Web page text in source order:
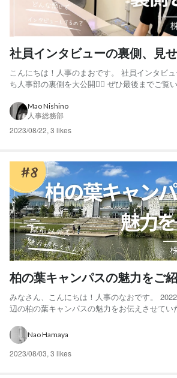
社員インタビューの裏側、見
こんにちは！人事のまおです。 社員インタビ
ち人事部の裏側を大公開🙆‍♀️ ぜひ最後までご覧
くスタッフのことなど、ある程度把握してきま
も、入社して半年ほど経ったスタッフにインタ
Mao Nishino
人事総務部
2023/08/22, 3 likes
柏の葉キャンパスの魅力をご
みなさん、こんにちは！人事のなおです。
辺の柏の葉キャンパスの魅力をお伝えさせてい
けさせていただきます🫧✨ 柏の葉キャンパス駅の高架下にある、屋台
をモチーフにした飲食店が並ぶ「かけだし横丁
Nao Hamaya
2023/08/03, 3 likes